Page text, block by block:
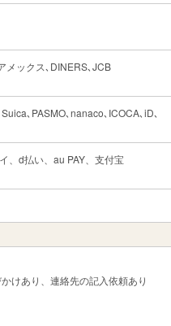
メックス､DINERS､JCB
､PASMO､nanaco､ICOCA､iD､
、d払い、au PAY、支付宝
けあり、連絡先の記入依頼あり